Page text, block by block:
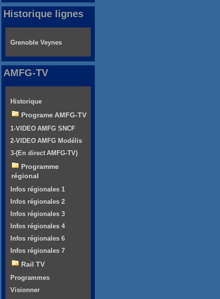
Historique lignes
Grenoble Veynes
AMFG-TV
Historique
Programe AMFG-TV
1-VIDEO AMFG SNCF
2-VIDEO AMFG Modélis
3-(En direct AMFG-TV)
Programme
régional
Infos régionales 1
Infos régionales 2
Infos régionales 3
Infos régionales 4
Infos régionales 6
Infos régionales 7
Rail TV
Programmes
Visionner